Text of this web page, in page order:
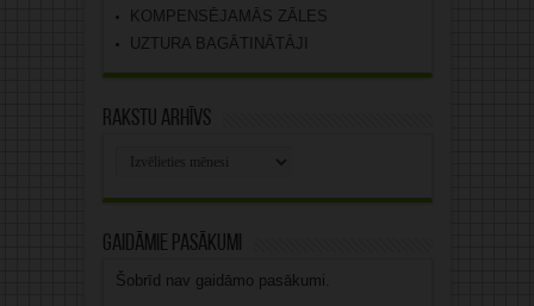
KOMPENSĒJAMĀS ZĀLES
UZTURA BAGĀTINĀTĀJI
Rakstu arhīvs
Gaidāmie pasākumi
Šobrīd nav gaidāmo pasākumi.